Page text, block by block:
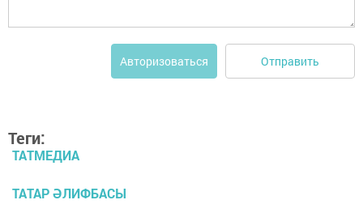
Авторизоваться Отправить
Теги:
ТАТМЕДИА
ТАТАР ӘЛИФБАСЫ